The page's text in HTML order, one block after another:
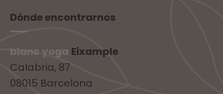
Dónde encontrarnos
blanc yoga Eixample
Calabria, 87
08015 Barcelona